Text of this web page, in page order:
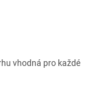
vhodná pro každé